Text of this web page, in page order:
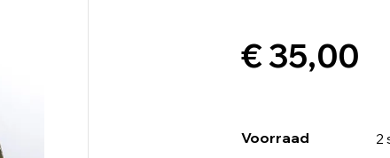
€ 35,00
Voorraad 2